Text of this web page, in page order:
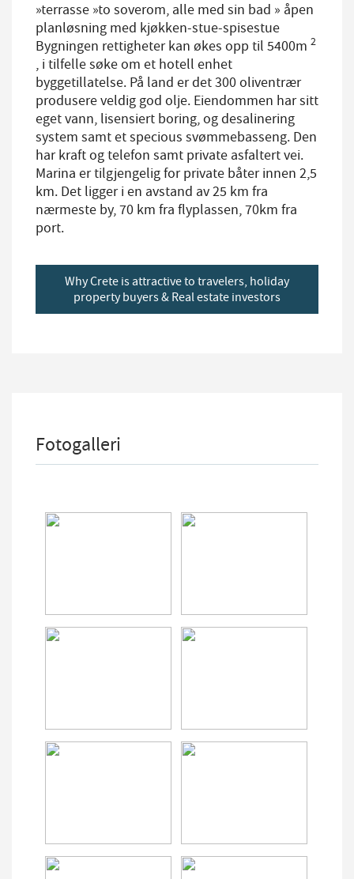
»terrasse »to soverom, alle med sin bad » åpen
planløsning med kjøkken-stue-spisestue
Bygningen rettigheter kan økes opp til 5400m 2
, i tilfelle søke om et hotell enhet
byggetillatelse. På land er det 300 oliventrær
produsere veldig god olje. Eiendommen har sitt
eget vann, lisensiert boring, og desalinering
system samt et specious svømmebasseng. Den
har kraft og telefon samt private asfaltert vei.
Marina er tilgjengelig for private båter innen 2,5
km. Det ligger i en avstand av 25 km fra
nærmeste by, 70 km fra flyplassen, 70km fra
port.
Why Crete is attractive to travelers, holiday
property buyers & Real estate investors
Fotogalleri